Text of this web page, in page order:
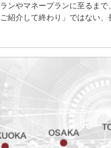
ンやマネープランに至るまで
ご紹介して終わり」ではない